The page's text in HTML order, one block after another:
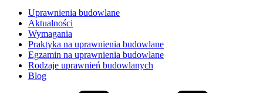
Uprawnienia budowlane
Aktualności
Wymagania
Praktyka na uprawnienia budowlane
Egzamin na uprawnienia budowlane
Rodzaje uprawnień budowlanych
Blog